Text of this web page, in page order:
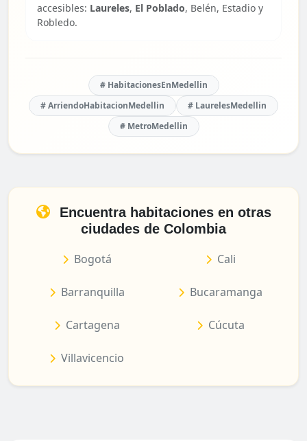
accesibles: Laureles, El Poblado, Belén, Estadio y
Robledo.
# HabitacionesEnMedellin
# ArriendoHabitacionMedellin
# LaurelesMedellin
# MetroMedellin
Encuentra habitaciones en otras
ciudades de Colombia
Bogotá
Cali
Barranquilla Bucaramanga
Cartagena Cúcuta
Villavicencio